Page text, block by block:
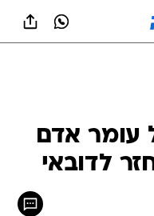
אדם
לדובאי
בפניכם את